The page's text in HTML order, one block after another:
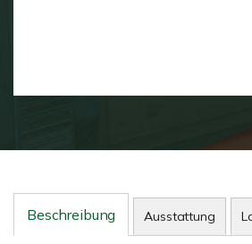
Beschreibung Ausstattung